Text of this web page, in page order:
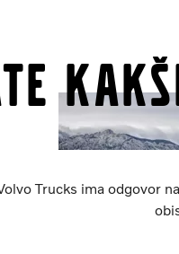
Trucks ima odgovor